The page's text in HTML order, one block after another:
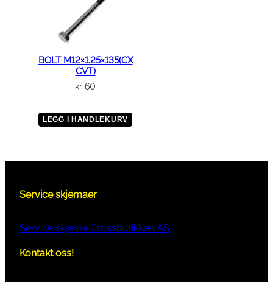
BOLT M12×1.25×135(CX
CVT)
kr 60
LEGG I HANDLEKURV
Service skjemaer
Service skjema Crossbutikken AS
Kontakt oss!